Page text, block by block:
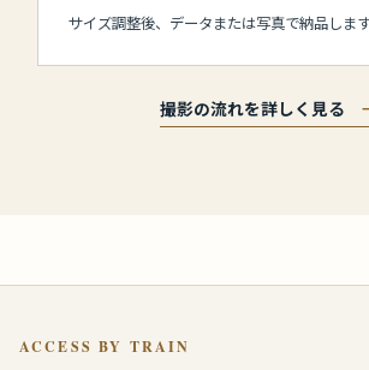
サイズ調整後、データまたは写真で納品します
撮影の流れを詳しく見る
ACCESS BY TRAIN